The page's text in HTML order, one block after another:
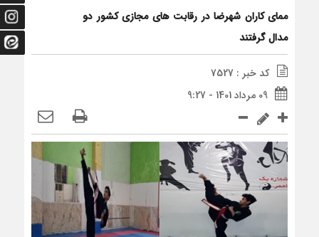
ممای کاران شهرضا در رقابت های مجازی کشور دو
مدال گرفتند
کد خبر : 7527
09 مرداد 1401 - 9:27